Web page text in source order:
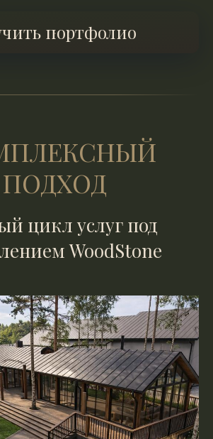
портфолио
ПОДХОД
цикл услуг под
WoodStone